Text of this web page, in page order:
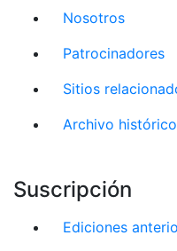
Nosotros
Patrocinadores
Sitios
Archivo histórico
Suscripción
Ediciones